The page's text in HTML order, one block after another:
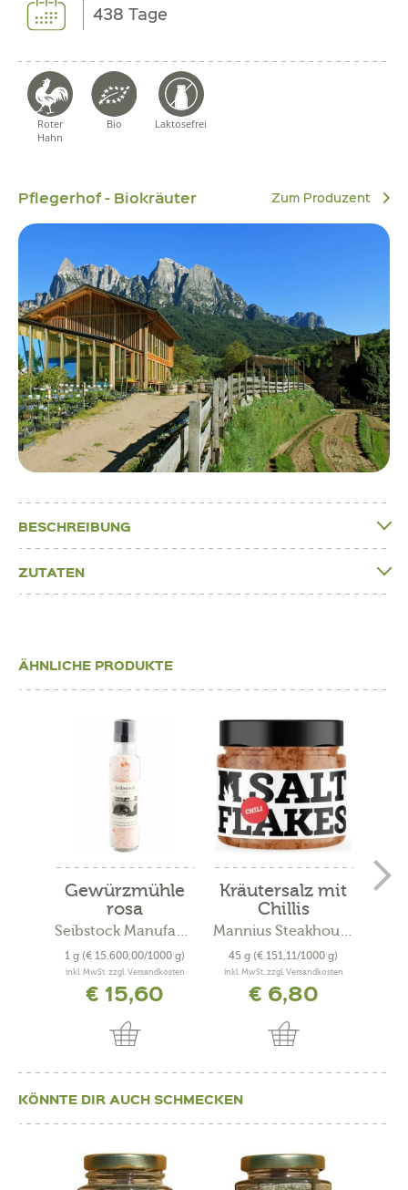
438 Tage
Roter
Hahn
Bio Laktosefrei
Pflegerhof - Biokräuter Zum Produzent
BESCHREIBUNG
ZUTATEN
ÄHNLICHE PRODUKTE
Gewürzmühle
rosa
HimalayasalzSeibstock Manufaktur
1 g (€ 15.600,00/1000 g)
inkl. MwSt. zzgl. Versandkosten
€ 15,60
Kräutersalz mit
Chillis
Mannius Steakhouse
45 g (€ 151,11/1000 g)
inkl. MwSt. zzgl. Versandkosten
€ 6,80
KÖNNTE DIR AUCH SCHMECKEN